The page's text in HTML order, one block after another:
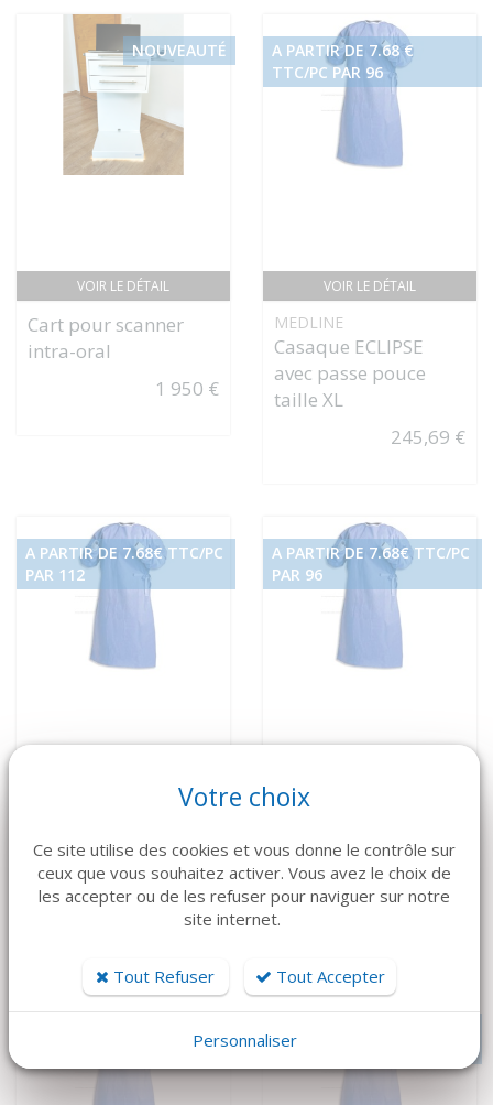
VOIR LE DÉTAIL
NOUVEAUTÉ
Cart pour scanner
intra-oral
1 950 €
VOIR LE DÉTAIL
A PARTIR DE 7.68 €
TTC/PC PAR 96
MEDLINE
Casaque ECLIPSE
avec passe pouce
taille XL
245,69 €
A PARTIR DE 7.68€ TTC/PC
PAR 112
CASAQUE ECLIPSE
TAILLE L
286,61 €
A PARTIR DE 7.68€ TTC/PC
PAR 96
CASAQUE ECLIPSE
TAILLE XL
PAR 144
Votre choix
Ce site utilise des cookies et vous donne le contrôle sur
ceux que vous souhaitez activer. Vous avez le choix de
les accepter ou de les refuser pour naviguer sur notre
site internet.
Tout Refuser Tout Accepter
Personnaliser